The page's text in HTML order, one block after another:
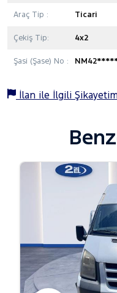
Araç Tip : Ticari
Çekiş Tip: 4x2
Şasi (Şase) No :
İlan ile İlgili